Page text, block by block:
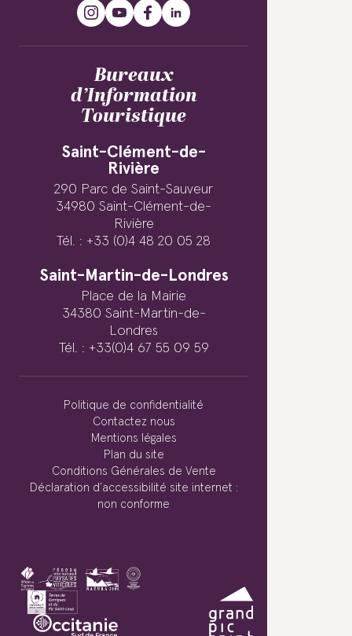
Bureaux
d’Information
Touristique
Saint-Clément-de-
Rivière
290 Parc de Saint-Sauveur
34980 Saint-Clément-de-
Rivière
Tél. : +33 (0)4 48 20 05 28
Saint-Martin-de-Londres
Place de la Mairie
34380 Saint-Martin-de-
Londres
Tél. : +33(0)4 67 55 09 59
Politique de confidentialité
Contactez nous
Mentions légales
Plan du site
Conditions Générales de Vente
Déclaration d’accessibilité site internet :
non conforme